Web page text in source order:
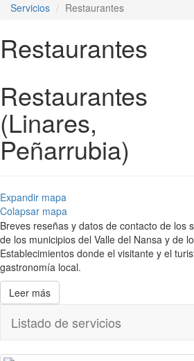
Servicios Restaurantes
Restaurantes
Restaurantes
(Linares,
Peñarrubia)
Expandir mapa
Colapsar mapa
Breves reseñas y datos de contacto de los
de los municipios del Valle del Nansa y de
Establecimientos donde el visitante y el
gastronomía local.
Leer más
Listado de servicios